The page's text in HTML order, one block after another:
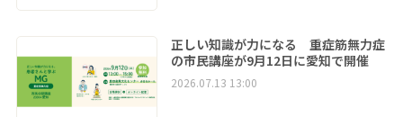
正しい知識が力になる 重症筋無力症
の市民講座が9月12日に愛知で開催
2026.07.13 13:00